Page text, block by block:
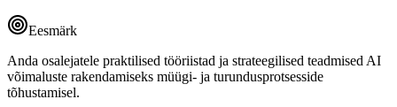
Eesmärk
Anda osalejatele praktilised tööriistad ja strateegilised teadmised AI
võimaluste rakendamiseks müügi- ja turundusprotsesside
tõhustamisel.